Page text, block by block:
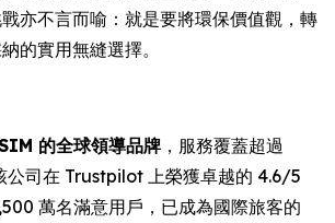
亦不言而喻：就是要將環保價值觀，轉
的實用無縫選擇。
的全球領導品牌 ，服務覆蓋超過
公司在 Trustpilot 上榮獲卓越的 4.6/5
萬名滿意用戶，已成為國際旅客的